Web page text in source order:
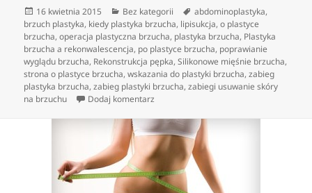
Data
publikacji
16 kwietnia 2015 Kategorie
Bez kategorii Tagi
abdominoplastyka,
brzuch plastyka, kiedy plastyka brzucha, lipisukcja,o plastyce
brzucha,operacja plastyczna brzucha, plastyka brzucha, Plastyka
brzucha a rekonwalescencja, po plastyce brzucha, poprawianie
wyglądu brzucha, Rekonstrukcja pępka,Silikonowe mięśnie brzucha,
strona o plastyce brzucha,wskazania do plastyki brzucha,zabieg
plastyka brzucha,zabieg plastyki brzucha,zabiegi usuwanie skóry
na brzuchu
Dodaj komentarz